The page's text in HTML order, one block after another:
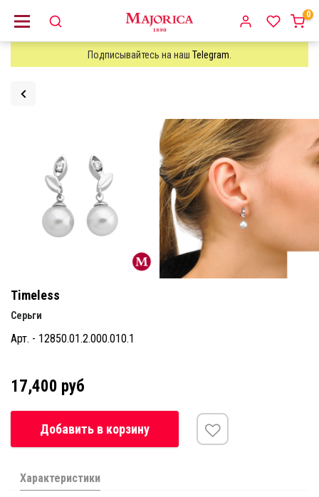
0
Подписывайтесь на наш Telegram
Timeless
Серьги
Арт. - 12850.01.2.000.010.1
17,400 руб
Добавить в корзину
Характеристики